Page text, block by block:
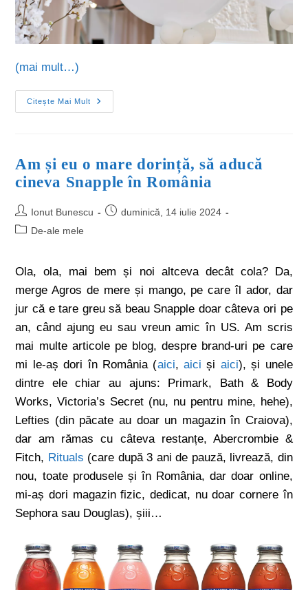
(mai mult…)
Citește Mai Mult
Am și eu o mare dorință, să aducă
cineva Snapple în România
Ionut Bunescu
duminică, 14 iulie 2024
De-ale mele
Ola, ola, mai bem și noi altceva decât cola? Da,
merge Agros de mere și mango, pe care îl ador, dar
jur că e tare greu să beau Snapple doar câteva ori pe
an, când ajung eu sau vreun amic în US. Am scris
mai multe articole pe blog, despre brand-uri pe care
mi le-aș dori în România (aici, aici și aici), și unele
dintre ele chiar au ajuns: Primark, Bath & Body
Works, Victoria’s Secret (nu, nu pentru mine, hehe),
Lefties (din păcate au doar un magazin în Craiova),
dar am rămas cu câteva restanțe, Abercrombie &
Fitch, Rituals (care după 3 ani de pauză, livrează, din
nou, toate produsele și în România, dar doar online,
mi-aș dori magazin fizic, dedicat, nu doar cornere în
Sephora sau Douglas), șiii…